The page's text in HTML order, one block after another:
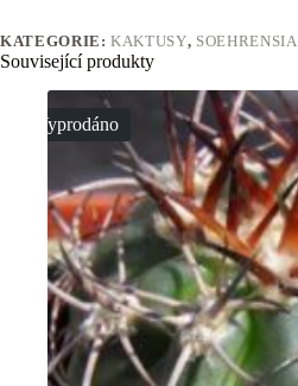
KATEGORIE:KAKTUSY, SOEHRENSIA
Související produkty
Vyprodáno